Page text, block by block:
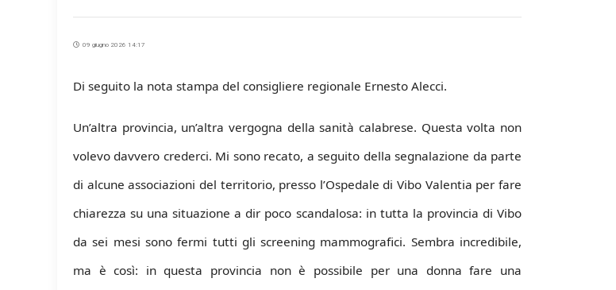
09 giugno 2026 14:17
Di seguito la nota stampa del consigliere regionale Ernesto Alecci.
Un’altra provincia, un’altra vergogna della sanità calabrese. Questa volta non
volevo davvero crederci. Mi sono recato, a seguito della segnalazione da parte
di alcune associazioni del territorio, presso l’Ospedale di Vibo Valentia per fare
chiarezza su una situazione a dir poco scandalosa: in tutta la provincia di Vibo
da sei mesi sono fermi tutti gli screening mammografici. Sembra incredibile,
ma è così: in questa provincia non è possibile per una donna fare una